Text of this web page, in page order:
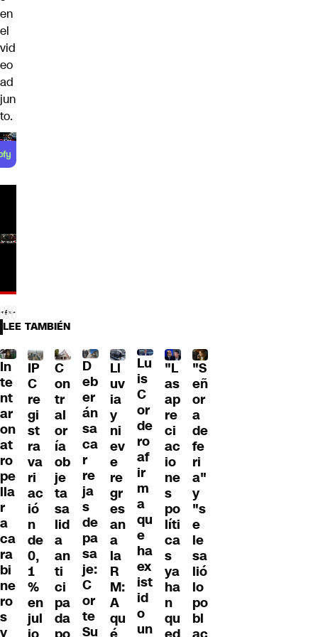
en
el
vid
eo
ad
jun
to.
LEE TAMBIÉN
In
te
nt
ar
on
at
ro
pe
lla
r
a
ca
ra
bi
ne
ro
s
y
IP
C
re
gi
st
ra
va
ri
ac
ió
n
de
0,
1
%
en
jul
C
on
tr
al
or
ía
ob
je
ta
sa
lid
a
an
ti
ci
pa
da
D
eb
er
án
sa
ca
r
re
ja
s
de
pa
sa
je:
C
or
te
Su
Ll
uv
ia
y
ni
ev
e
re
gr
es
an
a
la
R
M:
A
qu
Lu
is
C
or
de
ro
af
ir
m
a
qu
e
ha
ex
ist
id
o
un
"L
as
ap
re
ci
ac
io
ne
s
po
líti
ca
s
ya
ha
n
qu
"S
eñ
or
a
de
fe
ri
a"
y
"s
e
le
sa
lió
lo
po
bl